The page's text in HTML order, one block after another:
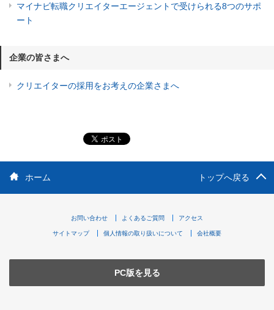
マイナビ転職クリエイターエージェントで受けられる8つのサポ
ート
企業の皆さまへ
クリエイターの採用をお考えの企業さまへ
ホーム トップへ戻る
お問い合わせ よくあるご質問 アクセス
サイトマップ 個人情報の取り扱いについて 会社概要
PC版を見る